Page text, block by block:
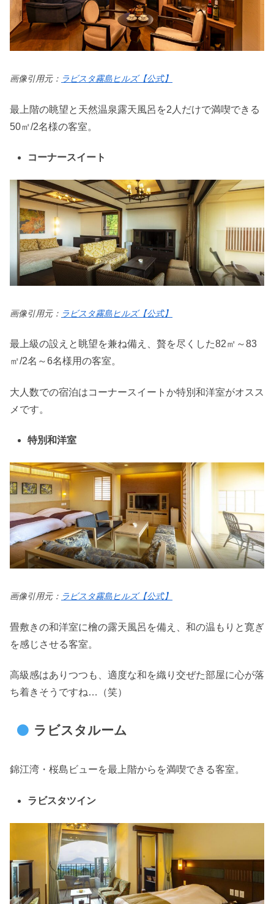
画像引用元： ラビスタ霧島ヒルズ【公式】
最上階の眺望と天然温泉露天風呂を2人だけで満喫できる
50㎡/2名様の客室。
コーナースイート
画像引用元： ラビスタ霧島ヒルズ【公式】
最上級の設えと眺望を兼ね備え、贅を尽くした82㎡～83
㎡/2名～6名様用の客室。
大人数での宿泊はコーナースイートか特別和洋室がオスス
メです。
特別和洋室
画像引用元： ラビスタ霧島ヒルズ【公式】
畳敷きの和洋室に檜の露天風呂を備え、和の温もりと寛ぎ
を感じさせる客室。
高級感はありつつも、適度な和を織り交ぜた部屋に心が落
ち着きそうですね…（笑）
ラビスタルーム
錦江湾・桜島ビューを最上階からを満喫できる客室。
ラビスタツイン